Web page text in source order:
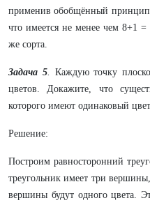
применив обобщённый
что имеется не менее чем 8+1
же сорта.
Задача 5.
Каждую точку
цветов. Докажите, что
которого имеют одинаковый цвет.
Решение:
Построим равносторонний
треугольник имеет три
вершины будут одного цвета.